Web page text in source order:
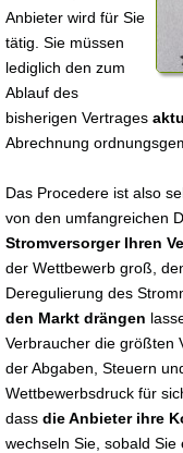
Anbieter wird für Sie
tätig. Sie müssen
lediglich den zum
Ablauf des
bisherigen Vertrages
Abrechnung
Das Procedere ist also
von den umfangreichen
Stromversorger Ihren
der Wettbewerb groß,
Deregulierung des
den Markt drängen
Verbraucher die größten
der Abgaben, Steuern
Wettbewerbsdruck für
dass die Anbieter ihre
wechseln Sie, sobald